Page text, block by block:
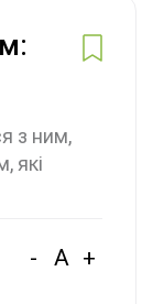
з ним,
які
- A +